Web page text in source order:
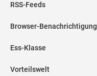
RSS-Feeds
Browser-Benachrichtigung
Ess-Klasse
Vorteilswelt